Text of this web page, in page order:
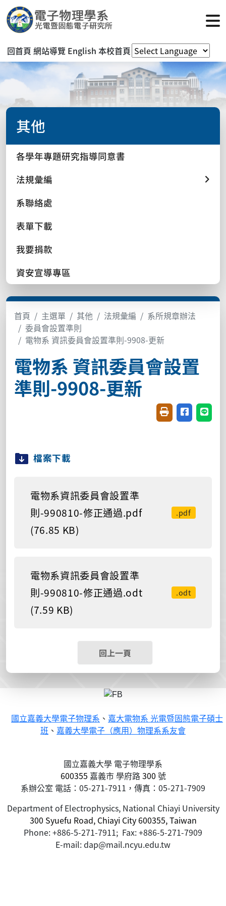
回首頁 網站導覽 English 本校首頁
其他
各學年專題研究指導同意書
法規彙編
系聯絡處
表單下載
我要捐款
資安宣導專區
首頁 主選單 其他 法規彙編
系所規章辦法
委員會設置準則
電物系 資訊委員會設置準則-9908-更新
電物系 資訊委員會設置
準則-9908-更新
友善列印(開新視
分享至臉書
分享
檔案下載
電物系資訊委員會設置準
則-990810-修正通過.pdf
(76.85 KB)
.pdf
電物系資訊委員會設置準
則-990810-修正通過.odt
(7.59 KB)
.odt
回上一頁
國立嘉義大學電子物理系 、 嘉大電物系 光電暨固態電子碩士
班 、 嘉義大學電子（應用）物理系系友會
國立嘉義大學 電子物理學系
600355 嘉義市學府路300 號
系辦公室 電話：05-271-7911，傳真：05-271-7909
Department of Electrophysics, National Chiayi University
300 Syuefu Road, Chiayi City 600355, Taiwan
Phone: +886-5-271-7911; Fax: +886-5-271-7909
E-mail: dap@mail.ncyu.edu.tw